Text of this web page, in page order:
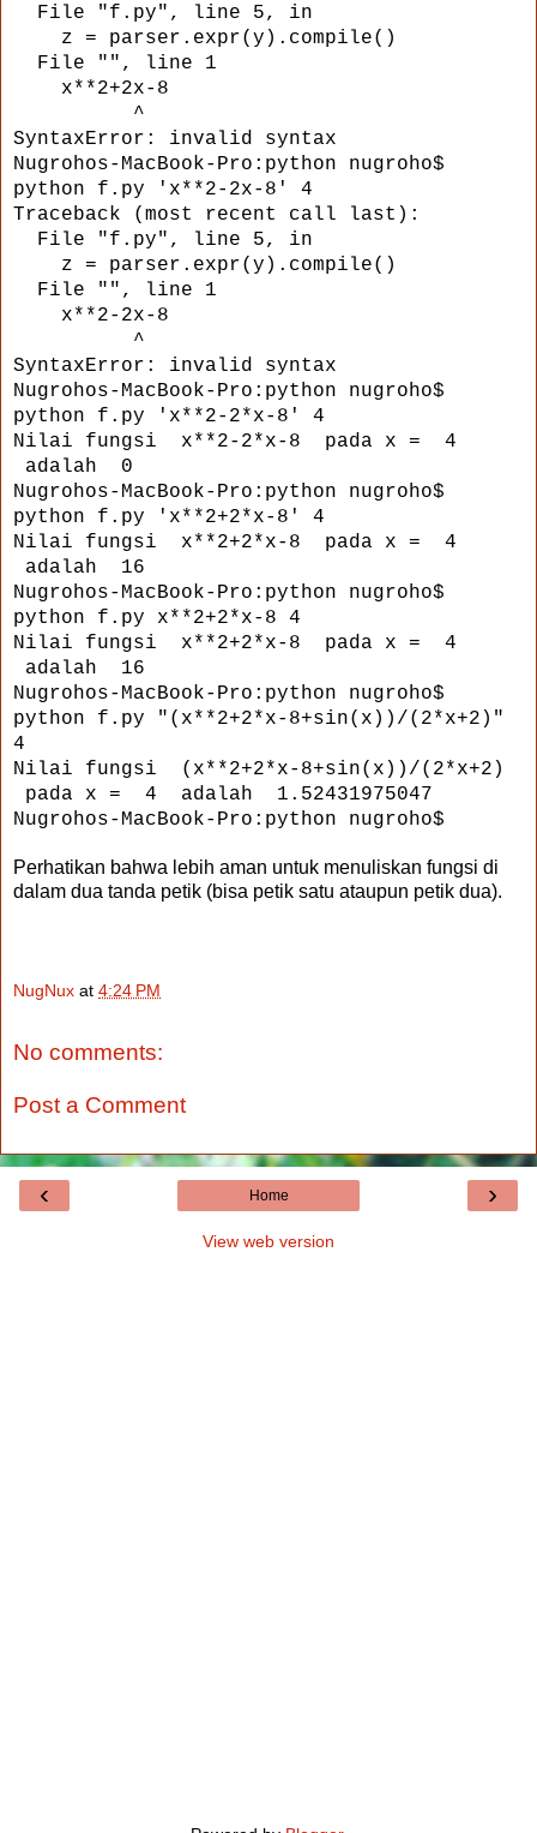
File "f.py", line 5, in
z = parser.expr(y).compile()
File " ", line 1
x**2+2x-8
^
SyntaxError: invalid syntax
Nugrohos-MacBook-Pro:python nugroho$
python f.py 'x**2-2x-8' 4
Traceback (most recent call last):
File "f.py", line 5, in
z = parser.expr(y).compile()
File " ", line 1
x**2-2x-8
^
SyntaxError: invalid syntax
Nugrohos-MacBook-Pro:python nugroho$
python f.py 'x**2-2*x-8' 4
Nilai fungsi x**2-2*x-8 pada x = 4
adalah 0
Nugrohos-MacBook-Pro:python nugroho$
python f.py 'x**2+2*x-8' 4
Nilai fungsi x**2+2*x-8 pada x = 4
adalah 16
Nugrohos-MacBook-Pro:python nugroho$
python f.py x**2+2*x-8 4
Nilai fungsi x**2+2*x-8 pada x = 4
adalah 16
Nugrohos-MacBook-Pro:python nugroho$
python f.py "(x**2+2*x-8+sin(x))/(2*x+2)"
4
Nilai fungsi (x**2+2*x-8+sin(x))/(2*x+2)
pada x = 4 adalah 1.52431975047
Nugrohos-MacBook-Pro:python nugroho$
Perhatikan bahwa lebih aman untuk menuliskan fungsi di
dalam dua tanda petik (bisa petik satu ataupun petik dua).
NugNux at 4:24 PM
No comments:
Post a Comment
‹ ›
Home
View web version